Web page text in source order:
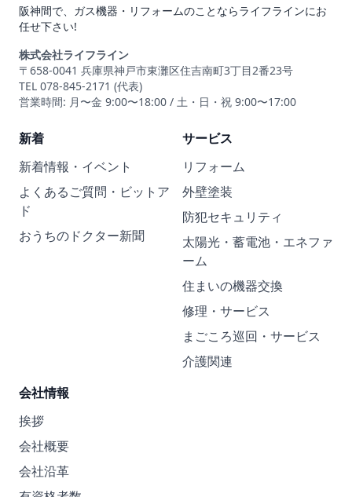
阪神間で、ガス機器・リフォームのことならライフラインにお
任せ下さい!
株式会社ライフライン
〒658-0041 兵庫県神戸市東灘区住吉南町3丁目2番23号
TEL 078-845-2171 (代表)
営業時間: 月〜金 9:00〜18:00 / 土・日・祝 9:00〜17:00
新着
新着情報・イベント
よくあるご質問・ビットア
ド
おうちのドクター新聞
サービス
リフォーム
外壁塗装
防犯セキュリティ
太陽光・蓄電池・エネファ
ーム
住まいの機器交換
修理・サービス
まごころ巡回・サービス
介護関連
会社情報
挨拶
会社概要
会社沿革